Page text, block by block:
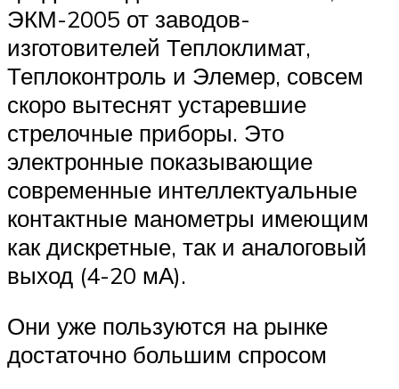
ЭКМ-2005 от заводов-
изготовителей Теплоклимат,
Теплоконтроль и Элемер, совсем
скоро вытеснят устаревшие
стрелочные приборы. Это
электронные показывающие
современные интеллектуальные
контактные манометры имеющим
как дискретные, так и аналоговый
выход (4-20 мА).
Они уже пользуются на рынке
достаточно большим спросом